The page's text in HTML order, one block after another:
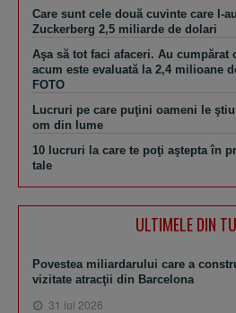
Care sunt cele două cuvinte care l-
Zuckerberg 2,5 miliarde de dolari
Aşa să tot faci afaceri. Au cumpărat
acum este evaluată la 2,4 milioane
FOTO
Lucruri pe care puţini oameni le
om din lume
10 lucruri la care te poţi aştepta în
tale
ULTIMELE DIN
Povestea miliardarului care a
vizitate atracţii din Barcelona
31 iul 2026